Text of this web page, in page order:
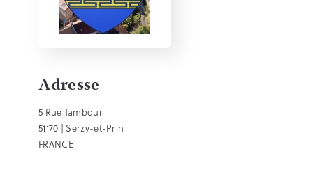
Adresse
5 Rue Tambour
51170 | Serzy-et-Prin
FRANCE